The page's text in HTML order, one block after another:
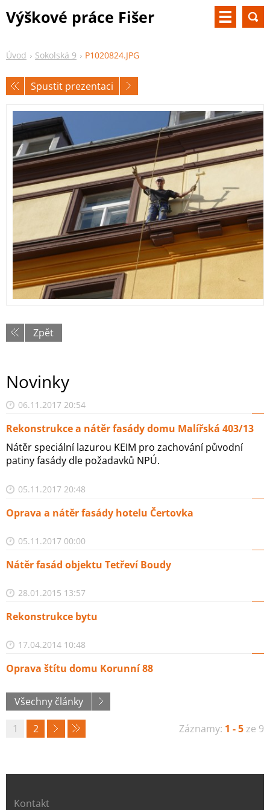
Výškové práce Fišer
Úvod Sokolská 9 P1020824.JPG
Spustit prezentaci
Zpět
Novinky
06.11.2017 20:54
Rekonstrukce a nátěr fasády domu Malířská 403/13
Nátěr speciální lazurou KEIM pro zachování původní
patiny fasády dle požadavků NPÚ.
05.11.2017 20:48
Oprava a nátěr fasády hotelu Čertovka
05.11.2017 00:00
Nátěr fasád objektu Tetřeví Boudy
28.01.2015 13:57
Rekonstrukce bytu
17.04.2014 10:48
Oprava štítu domu Korunní 88
Všechny články
Záznamy: 1 - 5ze 9
1 2
Kontakt